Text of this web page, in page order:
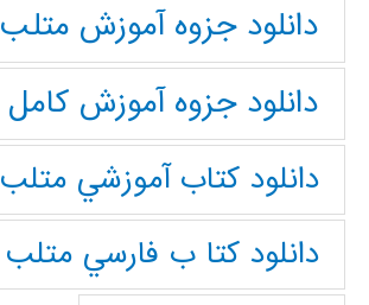
دانلود جزوه آموزش متلب
دانلود جزوه آموزش کامل matlab
دانلود كتاب آموزشي متلب
دانلود كتا ب فارسي متلب